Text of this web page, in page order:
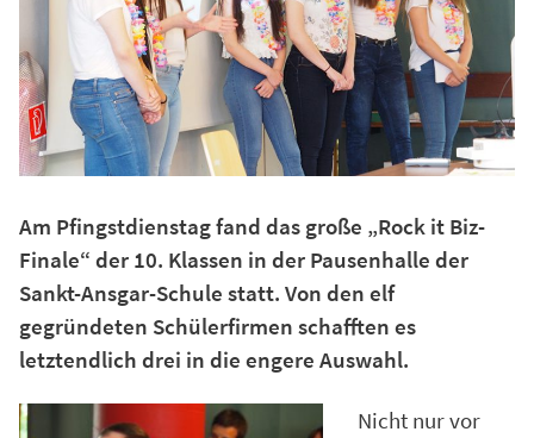
Am Pfingstdienstag fand das große „Rock it Biz-
Finale“ der 10. Klassen in der Pausenhalle der
Sankt-Ansgar-Schule statt. Von den elf
gegründeten Schülerfirmen schafften es
letztendlich drei in die engere Auswahl.
Nicht nur vor